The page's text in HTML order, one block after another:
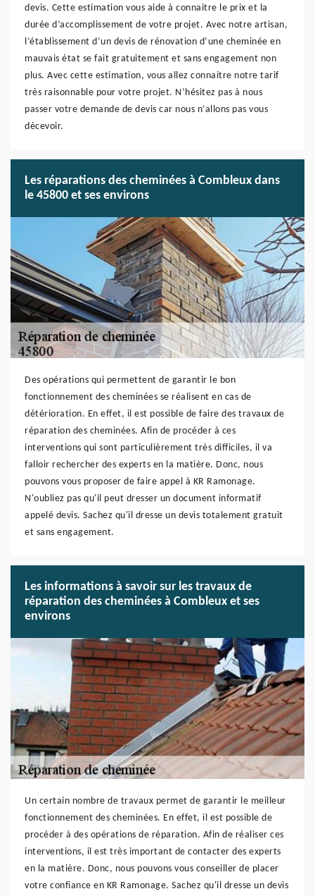
devis. Cette estimation vous aide à connaitre le prix et la
durée d’accomplissement de votre projet. Avec notre artisan,
l’établissement d’un devis de rénovation d’une cheminée en
mauvais état se fait gratuitement et sans engagement non
plus. Avec cette estimation, vous allez connaitre notre tarif
très raisonnable pour votre projet. N’hésitez pas à nous
passer votre demande de devis car nous n’allons pas vous
décevoir.
Les réparations des cheminées à Combleux dans
le 45800 et ses environs
Des opérations qui permettent de garantir le bon
fonctionnement des cheminées se réalisent en cas de
détérioration. En effet, il est possible de faire des travaux de
réparation des cheminées. Afin de procéder à ces
interventions qui sont particulièrement très difficiles, il va
falloir rechercher des experts en la matière. Donc, nous
pouvons vous proposer de faire appel à KR Ramonage.
N'oubliez pas qu'il peut dresser un document informatif
appelé devis. Sachez qu'il dresse un devis totalement gratuit
et sans engagement.
Les informations à savoir sur les travaux de
réparation des cheminées à Combleux et ses
environs
Un certain nombre de travaux permet de garantir le meilleur
fonctionnement des cheminées. En effet, il est possible de
procéder à des opérations de réparation. Afin de réaliser ces
interventions, il est très important de contacter des experts
en la matière. Donc, nous pouvons vous conseiller de placer
votre confiance en KR Ramonage. Sachez qu'il dresse un devis